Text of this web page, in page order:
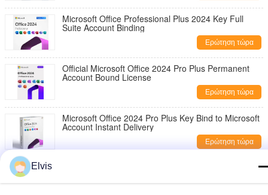
Microsoft Office Professional Plus 2024 Key Full
Suite Account Binding
Ερώτηση τώρα
Official Microsoft Office 2024 Pro Plus Permanent
Account Bound License
Ερώτηση τώρα
Microsoft Office 2024 Pro Plus Key Bind to Microsoft
Account Instant Delivery
Ερώτηση τώρα
Elvis